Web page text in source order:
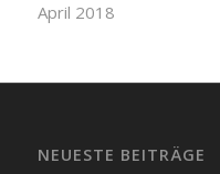
April 2018
NEUESTE BEITRÄGE